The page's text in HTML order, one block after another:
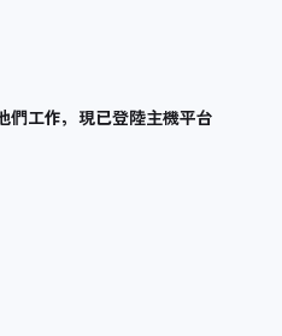
們工作，現已登陸主機平台